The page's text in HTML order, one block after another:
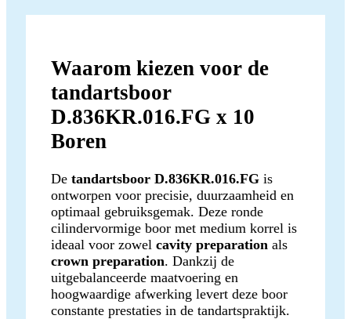
Waarom kiezen voor de
tandartsboor
D.836KR.016.FG x 10
Boren
De tandartsboor D.836KR.016.FG is
ontworpen voor precisie, duurzaamheid en
optimaal gebruiksgemak. Deze ronde
cilindervormige boor met medium korrel is
ideaal voor zowel cavity preparation als
crown preparation. Dankzij de
uitgebalanceerde maatvoering en
hoogwaardige afwerking levert deze boor
constante prestaties in de tandartspraktijk.